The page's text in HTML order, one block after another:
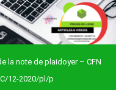
la note de plaidoyer – CFN
12-2020/pl/p